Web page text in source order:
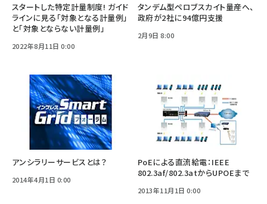
スタートした特定計量制度! ガイド
ラインに見る「対象となる計量例」
と「対象とならない計量例」
2022年8月11日 0:00
タンデム型ペロブスカイト量産へ、
政府が2社に94億円支援
2月9日 8:00
アンシラリーサービスとは？
2014年4月1日 0:00
PoEによる直流給電：IEEE
802.3af/802.3atからUPOEまで
2013年11月1日 0:00